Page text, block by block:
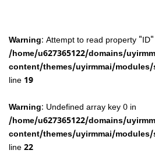
Warning: Attempt to read property
/home/u627365122/domains/
content/themes/uyirmmai/
line 19
Warning: Undefined array key 0 in
/home/u627365122/domains/
content/themes/uyirmmai/
line 22